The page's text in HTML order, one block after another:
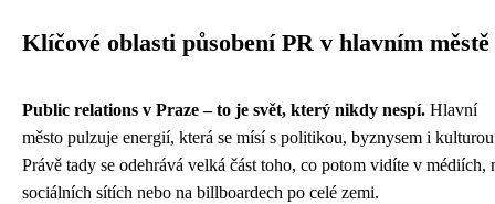
Klíčové oblasti působení PR v hlavním městě
Public relations v Praze – to je svět, který nikdy nespí. Hlavní
město pulzuje energií, která se mísí s politikou, byznysem i
Právě tady se odehrává velká část toho, co potom vidíte v médiích,
sociálních sítích nebo na billboardech po celé zemi.